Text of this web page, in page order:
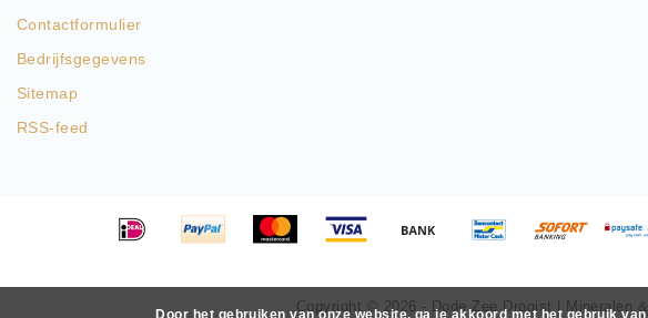
Contactformulier
Bedrijfsgegevens
Sitemap
RSS-feed
Copyright © 2026 - Dode Zee Drogist | Mineralen
Door het gebruiken van onze website, ga je akkoord met het gebruik